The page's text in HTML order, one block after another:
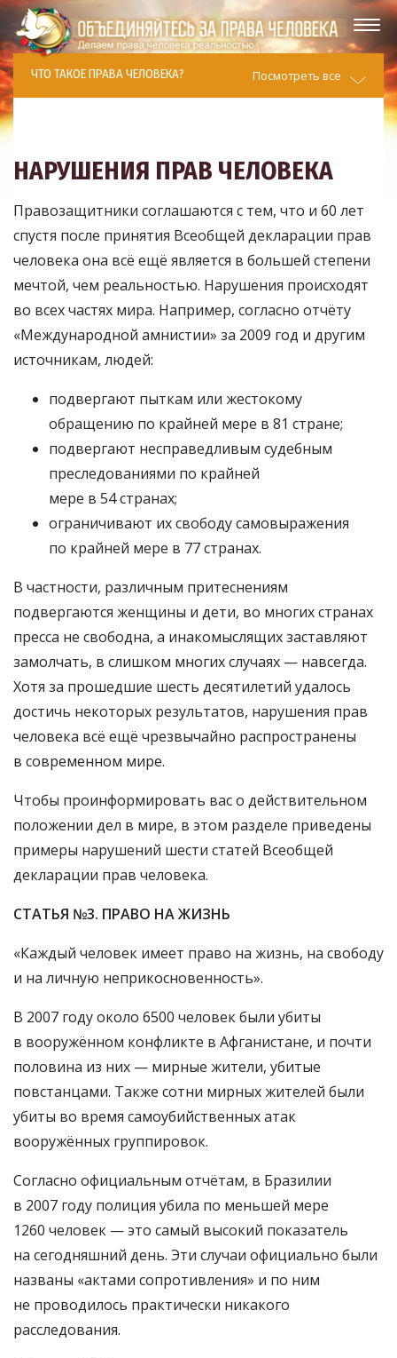
ЧТО ТАКОЕ ПРАВА ЧЕЛОВЕКА? Посмотреть все
НАРУШЕНИЯ ПРАВ ЧЕЛОВЕКА
Правозащитники соглашаются с тем, что и 60 лет
спустя после принятия Всеобщей декларации прав
человека она всё ещё является в большей степени
мечтой, чем реальностью. Нарушения происходят
во всех частях мира. Например, согласно отчёту
«Международной амнистии» за 2009 год и другим
источникам, людей:
подвергают пыткам или жестокому
обращению по крайней мере в 81 стране;
подвергают несправедливым судебным
преследованиями по крайней
мере в 54 странах;
ограничивают их свободу самовыражения
по крайней мере в 77 странах.
В частности, различным притеснениям
подвергаются женщины и дети, во многих странах
пресса не свободна, а инакомыслящих заставляют
замолчать, в слишком многих случаях — навсегда.
Хотя за прошедшие шесть десятилетий удалось
достичь некоторых результатов, нарушения прав
человека всё ещё чрезвычайно распространены
в современном мире.
Чтобы проинформировать вас о действительном
положении дел в мире, в этом разделе приведены
примеры нарушений шести статей Всеобщей
декларации прав человека.
СТАТЬЯ №3. ПРАВО НА ЖИЗНЬ
«Каждый человек имеет право на жизнь, на свободу
и на личную неприкосновенность».
В 2007 году около 6500 человек были убиты
в вооружённом конфликте в Афганистане, и почти
половина из них — мирные жители, убитые
повстанцами. Также сотни мирных жителей были
убиты во время самоубийственных атак
вооружённых группировок.
Согласно официальным отчётам, в Бразилии
в 2007 году полиция убила по меньшей мере
1260 человек — это самый высокий показатель
на сегодняшний день. Эти случаи официально были
названы «актами сопротивления» и по ним
не проводилось практически никакого
расследования.